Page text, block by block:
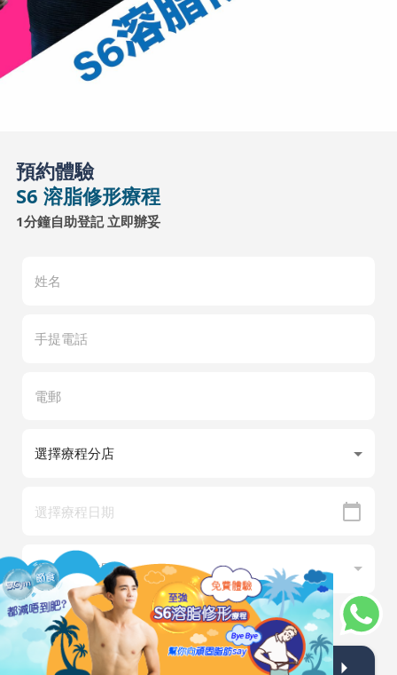
預約體驗
S6 溶脂修形療程
1分鐘自助登記 立即辦妥
我已閱讀並同意有關條款細則及私隱政策。